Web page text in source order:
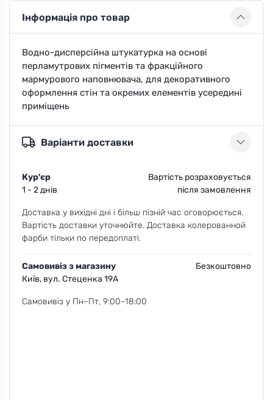
Інформація про товар
Водно-дисперсійна штукатурка на основі
перламутрових пігментів та фракційного
мармурового наповнювача, для декоративного
оформлення стін та окремих елементів усередині
приміщень
Варіанти доставки
Кур'єр
1 - 2 днів
Вартість розраховується
після замовлення
Доставка у вихідні дні і більш пізній час оговорюється.
Вартість доставки уточнюйте. Доставка колерованной
фарби тільки по передоплаті.
Самовивіз з магазину
Київ, вул. Стеценка 19А
Безкоштовно
Самовивіз у Пн–Пт, 9:00–18:00